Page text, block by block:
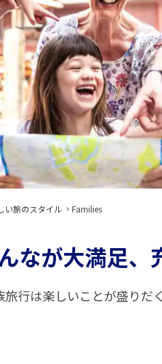
い旅のスタイル Families
なが大満足、
旅行は楽しいことが盛り